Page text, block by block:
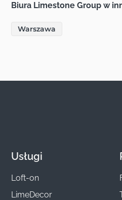
Biura Limestone Group w
Warszawa
Usługi
Loft-on
LimeDecor